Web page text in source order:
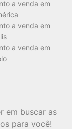
a venda em
a venda em
a venda em
em buscar as
para você!